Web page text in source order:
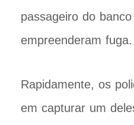
passageiro do
empreenderam fuga.
Rapidamente, os
em capturar um